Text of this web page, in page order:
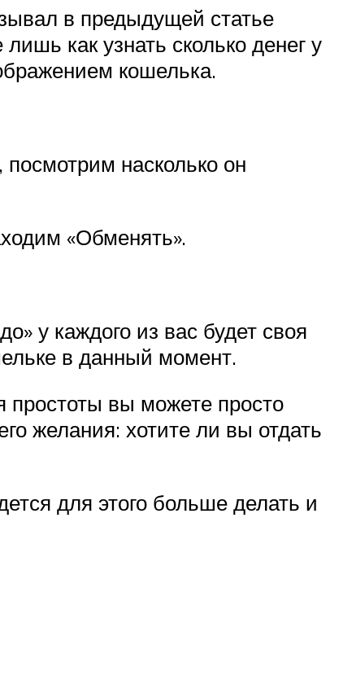
в предыдущей статье
как узнать сколько денег у
кошелька.
насколько он
«Обменять».
у каждого из вас будет своя
в данный момент.
вы можете просто
желания: хотите ли вы отдать
для этого больше делать и